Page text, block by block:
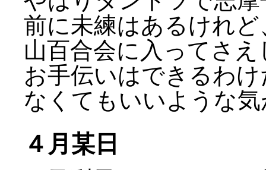
前に未練はあるけれ
山百合会に入ってさ
お手伝いはできるわ
なくてもいいような
４月某日